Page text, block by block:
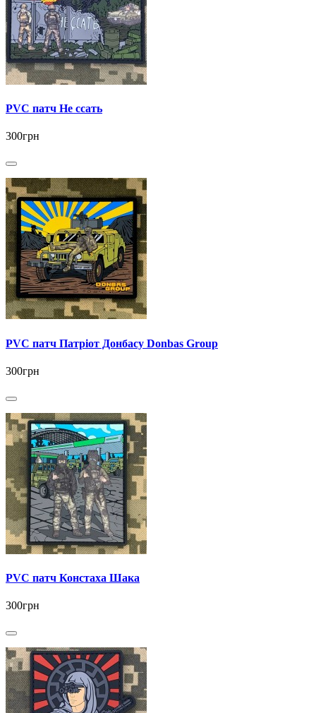
PVC патч Не ссать
300грн
PVC патч Патріот Донбасу Donbas Group
300грн
PVC патч Констаха Шака
300грн